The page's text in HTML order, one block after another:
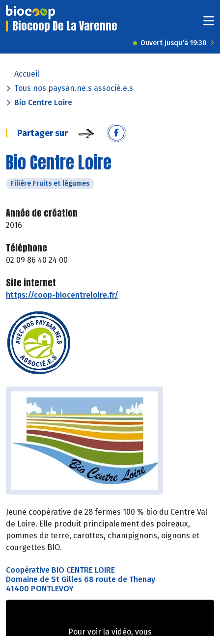
Biocoop De La Varenne
Ouvert jusqu'à 19:30
Accueil
Tous nos paysan.ne.s associé.e.s
Bio Centre Loire
Partager sur
Bio Centre Loire
Filière Fruits et légumes
Année de création
2016
Téléphone
02 09 86 40 24 00
Site internet
https://coop-biocentreloire.fr/
Jeune coopérative de 28 fermes 100 % bio du Centre Val
de Loire. Elle produit principalement des poireaux,
pommes de terre, carottes, champignons, oignons et
courgettes BIO.
Coopérative BIO CENTRE LOIRE
Domaine de St Gilles 68 route de Thenay
41400 PONTLEVOY
Pour voir la vidéo, vous